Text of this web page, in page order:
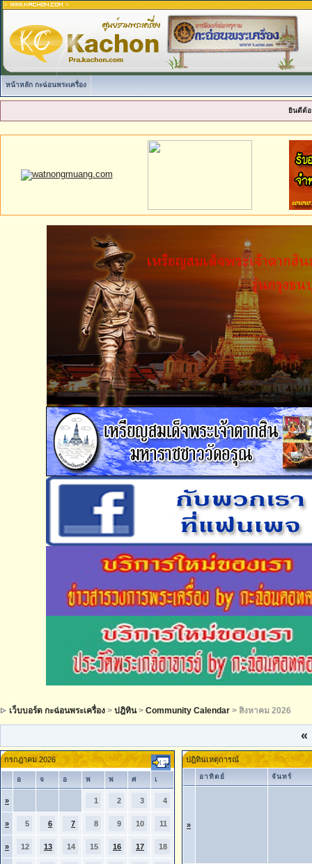
หน้าหลัก กะฉ่อนพระเครื่อง
ยินดีต้อ
เว็บบอร์ด กะฉ่อนพระเครื่อง > ปฎิทิน> Community Calendar > สิงหาคม 2026
«
กรกฎาคม 2026
อ จ อ พ พ ศ เ
» 1 2 3 4
» 5 6 7 8 9 10 11
» 12 13 14 15 16 17 18
ปฎิทินเหตุการณ์
อาทิตย์ จันทร์
»